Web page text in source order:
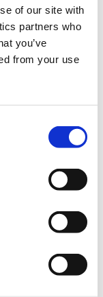
of our site with
partners who
you’ve
from your use
οι
του
το κοινό είναι